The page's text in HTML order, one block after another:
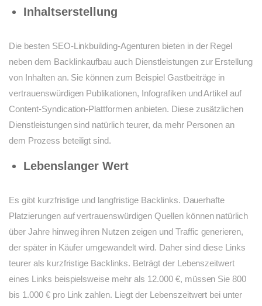
Inhaltserstellung
Die besten SEO-Linkbuilding-Agenturen bieten in der Regel
neben dem Backlinkaufbau auch Dienstleistungen zur Erstellung
von Inhalten an. Sie können zum Beispiel Gastbeiträge in
vertrauenswürdigen Publikationen, Infografiken und Artikel auf
Content-Syndication-Plattformen anbieten. Diese zusätzlichen
Dienstleistungen sind natürlich teurer, da mehr Personen an
dem Prozess beteiligt sind.
Lebenslanger Wert
Es gibt kurzfristige und langfristige Backlinks. Dauerhafte
Platzierungen auf vertrauenswürdigen Quellen können natürlich
über Jahre hinweg ihren Nutzen zeigen und Traffic generieren,
der später in Käufer umgewandelt wird. Daher sind diese Links
teurer als kurzfristige Backlinks. Beträgt der Lebenszeitwert
eines Links beispielsweise mehr als 12.000 €, müssen Sie 800
bis 1.000 € pro Link zahlen. Liegt der Lebenszeitwert bei unter